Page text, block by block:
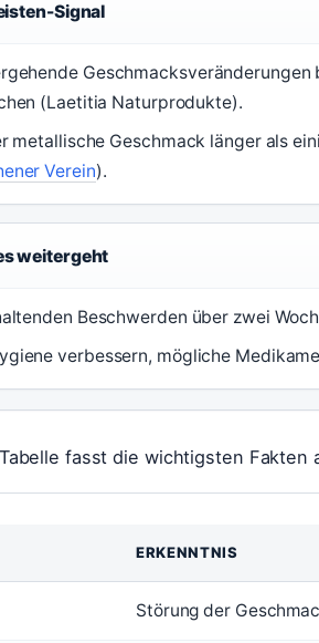
Signal
(Laetitia Naturprodukte).
metallische Geschmack länger als
Verein).
weitergeht
Beschwerden über zwei
verbessern, mögliche
fasst die wichtigsten Fakten
ERKENNTNIS
Störung der